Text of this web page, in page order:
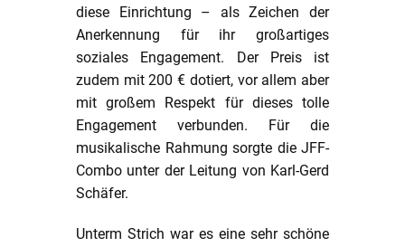
diese Einrichtung – als Zeichen der
Anerkennung für ihr großartiges
soziales Engagement. Der Preis ist
zudem mit 200 € dotiert, vor allem aber
mit großem Respekt für dieses tolle
Engagement verbunden. Für die
musikalische Rahmung sorgte die JFF-
Combo unter der Leitung von Karl-Gerd
Schäfer.
Unterm Strich war es eine sehr schöne